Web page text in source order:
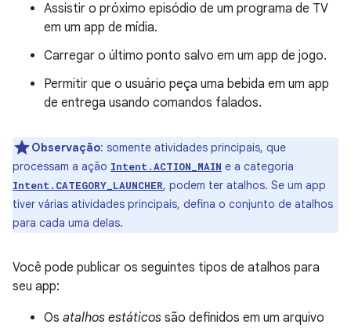
Assistir o próximo episódio de um programa de TV
em um app de mídia.
Carregar o último ponto salvo em um app de jogo.
Permitir que o usuário peça uma bebida em um app
de entrega usando comandos falados.
Observação: somente atividades principais, que
processam a ação Intent.ACTION_MAIN e a categoria
Intent.CATEGORY_LAUNCHER, podem ter atalhos. Se um app
tiver várias atividades principais, defina o conjunto de atalhos
para cada uma delas.
Você pode publicar os seguintes tipos de atalhos para
seu app:
Os atalhos estáticos são definidos em um arquivo